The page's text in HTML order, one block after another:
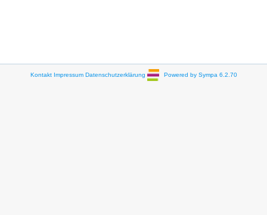
Kontakt Impressum Datenschutzerklärung Powered by Sympa 6.2.70